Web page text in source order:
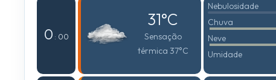
0 : 00
31°C
Sensação
térmica 37°C
Nebulosidade
Chuva
Neve
Umidade